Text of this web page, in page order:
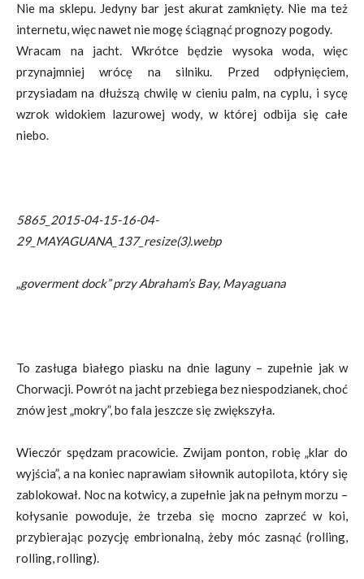
Nie ma sklepu. Jedyny bar jest akurat zamknięty. Nie ma też
internetu, więc nawet nie mogę ściągnąć prognozy pogody.
Wracam na jacht. Wkrótce będzie wysoka woda, więc
przynajmniej wrócę na silniku. Przed odpłynięciem,
przysiadam na dłuższą chwilę w cieniu palm, na cyplu, i sycę
wzrok widokiem lazurowej wody, w której odbija się całe
niebo.
5865_2015-04-15-16-04-
29_MAYAGUANA_137_resize(3).webp
„goverment dock” przy Abraham’s Bay, Mayaguana
To zasługa białego piasku na dnie laguny – zupełnie jak w
Chorwacji. Powrót na jacht przebiega bez niespodzianek, choć
znów jest „mokry”, bo fala jeszcze się zwiększyła.
Wieczór spędzam pracowicie. Zwijam ponton, robię „klar do
wyjścia”, a na koniec naprawiam siłownik autopilota, który się
zablokował. Noc na kotwicy, a zupełnie jak na pełnym morzu –
kołysanie powoduje, że trzeba się mocno zaprzeć w koi,
przybierając pozycję embrionalną, żeby móc zasnąć (rolling,
rolling, rolling).